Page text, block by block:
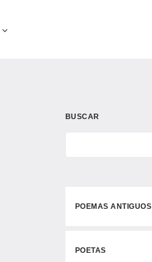
BUSCAR
POEMAS ANTIGUOS
POETAS